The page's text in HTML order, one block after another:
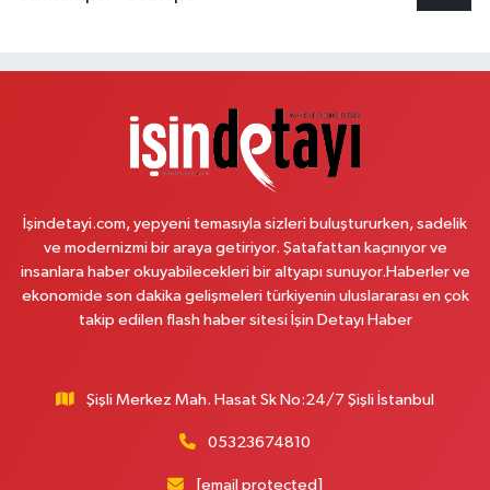
Lotuslar Binası
Yol Tarifi Al
Çemberlitaş Eczanesi
Binbirdirek Mahallesi Peykane Caddesi 25 A
0 (212) 590 90 09 Yol Tarifi Al
Naciye Eczanesi
Esentepe Mahallesi 2388. Sokak 8 A 38 NOLU ASM YANI - ESENTEPE
MERKEZ CAMİNİN ORDAKİ GÜVEN KASABIN KARŞI SOKAĞINDA
Mehmet Nesih Özmen Mahallesi Zeki Sokak No:28 A MEVLANA FIRININ
İşindetayi.com, yepyeni temasıyla sizleri buluştururken, sadelik
ve modernizmi bir araya getiriyor. Şatafattan kaçınıyor ve
insanlara haber okuyabilecekleri bir altyapı sunuyor.Haberler ve
ekonomide son dakika gelişmeleri türkiyenin uluslararası en çok
takip edilen flash haber sitesi İşin Detayı Haber
Şişli Merkez Mah. Hasat Sk No:24/7 Şişli İstanbul
05323674810
[email protected]